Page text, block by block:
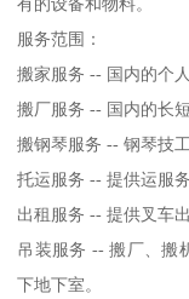
服务范围：
搬家服务 -- 国内的个
搬厂服务 -- 国内的长
搬钢琴服务 -- 钢琴技
托运服务 -- 提供运服
出租服务 -- 提供叉车
吊装服务 -- 搬厂、搬
下地下室。